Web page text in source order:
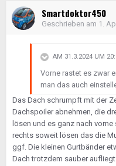
Smartdoktor450
Geschrieben am 1.
AM 31.3.2024 UM
Vorne rastet es zwar
man das auch
Das Dach schrumpft mit der
Dachspoiler abnehmen, die
lösen und es ganz nach
rechts soweit lösen das die
ggf. Die kleinen Gurtbänder
Dach trotzdem sauber